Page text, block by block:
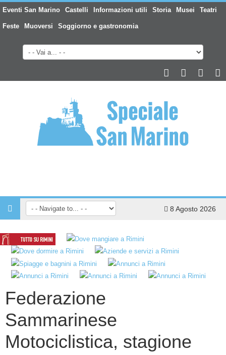
Eventi San Marino Castelli Informazioni utili Storia Musei Teatri
Feste Muoversi Soggiorno e gastronomia
8 Agosto 2026
Federazione
Sammarinese
Motociclistica, stagione